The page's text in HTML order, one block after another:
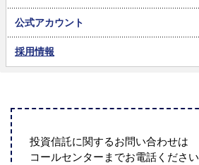
公式アカウント
採用情報
投資信託に関するお問い合わせは
コールセンターまでお電話ください